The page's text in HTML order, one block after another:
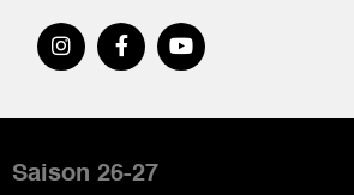
de
Saison 26-27